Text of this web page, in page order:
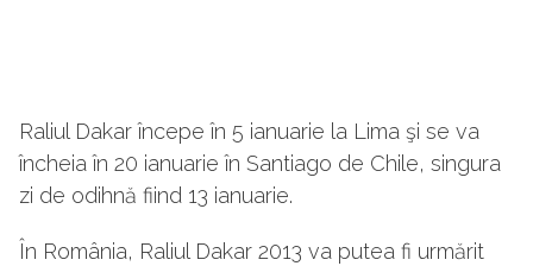
Raliul Dakar începe în 5 ianuarie la Lima şi se va
încheia în 20 ianuarie în Santiago de Chile, singura
zi de odihnă fiind 13 ianuarie.
În România, Raliul Dakar 2013 va putea fi urmărit